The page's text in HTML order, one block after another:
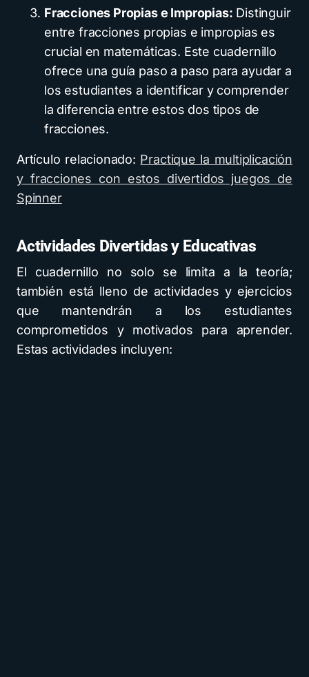
Fracciones Propias e Impropias: Distinguir
entre fracciones propias e impropias es
crucial en matemáticas. Este cuadernillo
ofrece una guía paso a paso para ayudar a
los estudiantes a identificar y comprender
la diferencia entre estos dos tipos de
fracciones.
Artículo relacionado: Practique la multiplicación
y fracciones con estos divertidos juegos de
Spinner
Actividades Divertidas y Educativas
El cuadernillo no solo se limita a la teoría;
también está lleno de actividades y ejercicios
que mantendrán a los estudiantes
comprometidos y motivados para aprender.
Estas actividades incluyen: